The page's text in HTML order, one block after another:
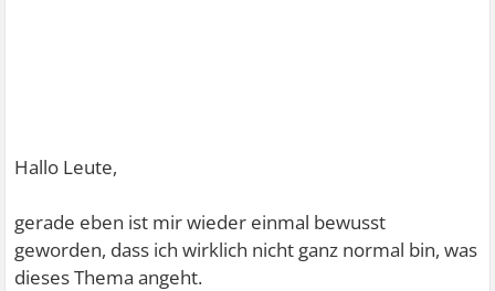
Hallo Leute,
gerade eben ist mir wieder einmal bewusst
geworden, dass ich wirklich nicht ganz normal bin, was
dieses Thema angeht.